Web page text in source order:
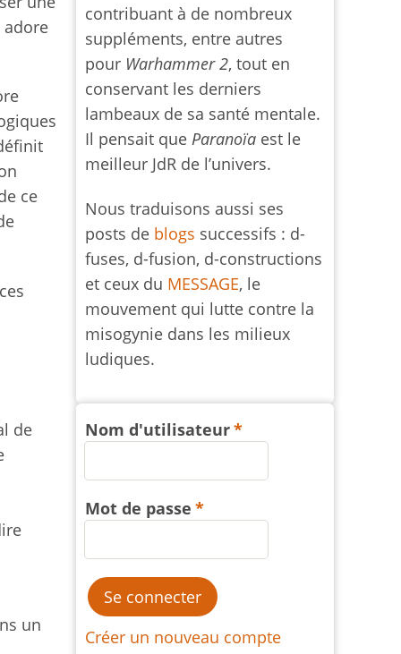
adore
ce
de
un
contribuant à de nombreux
suppléments, entre autres
pour Warhammer 2, tout en
conservant les derniers
lambeaux de sa santé mentale.
Il pensait queParanoïa est le
meilleur JdR de l’univers.
Nous traduisons aussi ses
posts de blogs successifs : d-
fuses, d-fusion, d-constructions
et ceux du MESSAGE, le
mouvement qui lutte contre la
misogynie dans les milieux
ludiques.
Nom d'utilisateur
Mot de passe
Créer un nouveau compte